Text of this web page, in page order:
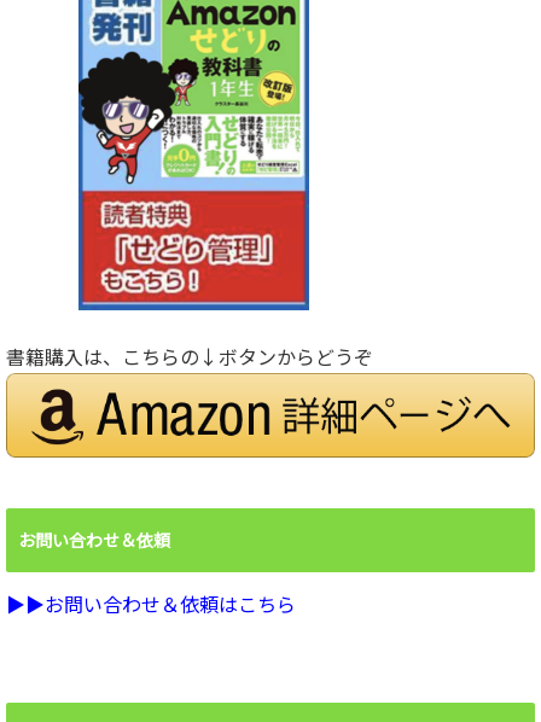
書籍購入は、こちらの↓ボタンからどうぞ
お問い合わせ＆依頼
▶︎▶︎お問い合わせ＆依頼はこちら